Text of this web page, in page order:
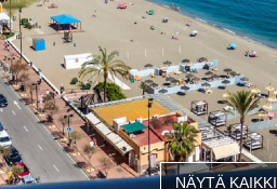
NÄYTÄ KAIKKI